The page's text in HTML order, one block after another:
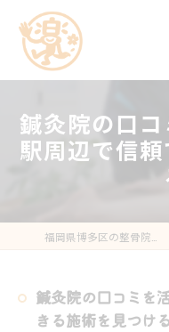
鍼灸院の口
駅周辺で信
鍼灸院の口コミを
きる施術を見つけ